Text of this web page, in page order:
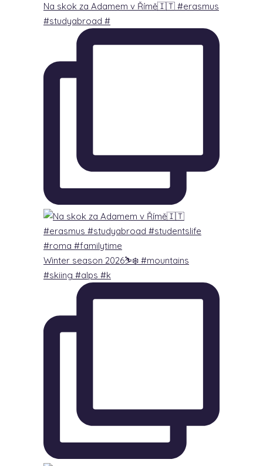
Na skok za Adamem v Římě🇮🇹 #erasmus
#studyabroad #
Winter season 2026⛷️❄️ #mountains
#skiing #alps #k